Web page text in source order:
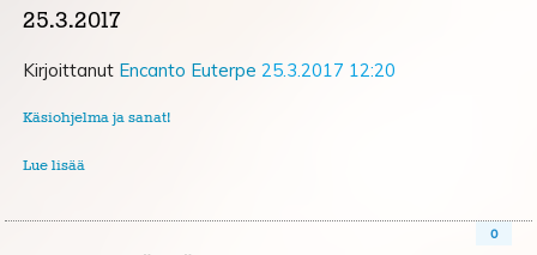
25.3.2017
Kirjoittanut Encanto Euterpe 25.3.2017 12:20
Käsiohjelma ja sanat!
Lue lisää
0